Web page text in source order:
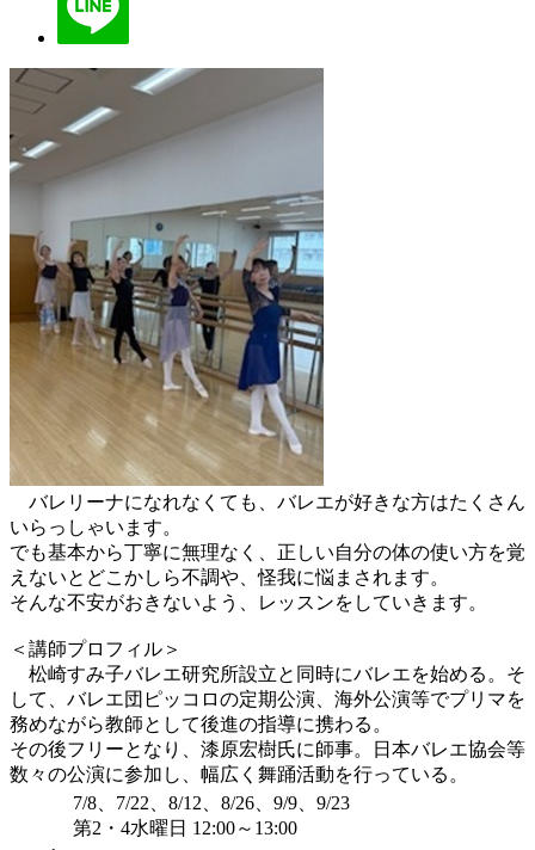
バレリーナになれなくても、バレエが好きな方はたくさん
いらっしゃいます。
でも基本から丁寧に無理なく、正しい自分の体の使い方を覚
えないとどこかしら不調や、怪我に悩まされます。
そんな不安がおきないよう、レッスンをしていきます。
＜講師プロフィル＞
松崎すみ子バレエ研究所設立と同時にバレエを始める。そ
して、バレエ団ピッコロの定期公演、海外公演等でプリマを
務めながら教師として後進の指導に携わる。
その後フリーとなり、漆原宏樹氏に師事。日本バレエ協会等
数々の公演に参加し、幅広く舞踊活動を行っている。
7/8、7/22、8/12、8/26、9/9、9/23
第2・4水曜日 12:00～13:00